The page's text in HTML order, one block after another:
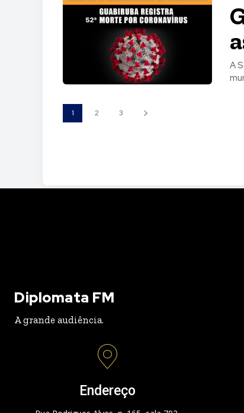
A
1 2 3
Diplomata FM
A grande audiência.
Endereço